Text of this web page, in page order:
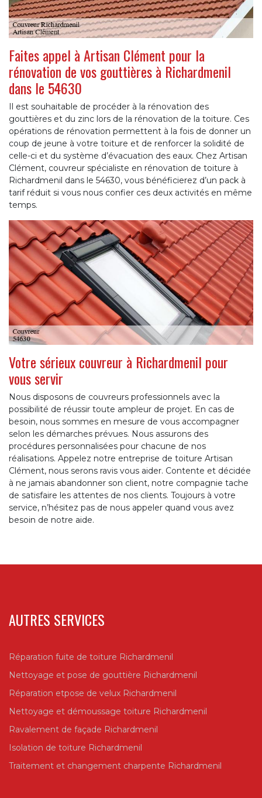
Faites appel à Artisan Clément pour la
rénovation de vos gouttières à Richardmenil
dans le 54630
Il est souhaitable de procéder à la rénovation des
gouttières et du zinc lors de la rénovation de la toiture. Ces
opérations de rénovation permettent à la fois de donner un
coup de jeune à votre toiture et de renforcer la solidité de
celle-ci et du système d’évacuation des eaux. Chez Artisan
Clément, couvreur spécialiste en rénovation de toiture à
Richardmenil dans le 54630, vous bénéficierez d’un pack à
tarif réduit si vous nous confier ces deux activités en même
temps.
Votre sérieux couvreur à Richardmenil pour
vous servir
Nous disposons de couvreurs professionnels avec la
possibilité de réussir toute ampleur de projet. En cas de
besoin, nous sommes en mesure de vous accompagner
selon les démarches prévues. Nous assurons des
procédures personnalisées pour chacune de nos
réalisations. Appelez notre entreprise de toiture Artisan
Clément, nous serons ravis vous aider. Contente et décidée
à ne jamais abandonner son client, notre compagnie tache
de satisfaire les attentes de nos clients. Toujours à votre
service, n’hésitez pas de nous appeler quand vous avez
besoin de notre aide.
AUTRES SERVICES
Réparation fuite de toiture Richardmenil
Nettoyage et pose de gouttière Richardmenil
Réparation etpose de velux Richardmenil
Nettoyage et démoussage toiture Richardmenil
Ravalement de façade Richardmenil
Isolation de toiture Richardmenil
Traitement et changement charpente Richardmenil